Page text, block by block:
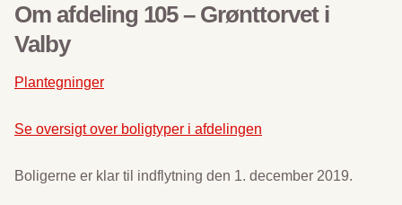
Om afdeling 105 – Grønttorvet i
Valby
Plantegninger
Se oversigt over boligtyper i afdelingen
Boligerne er klar til indflytning den 1. december 2019.